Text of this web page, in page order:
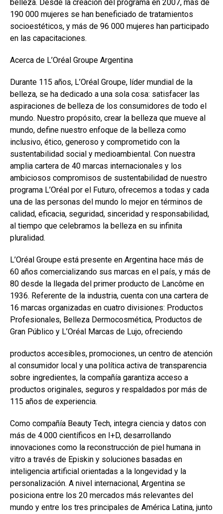
belleza. Desde la creación del programa en 2007, más de
190 000 mujeres se han beneficiado de tratamientos
socioestéticos, y más de 96 000 mujeres han participado
en las capacitaciones.
Acerca de L’Oréal Groupe Argentina
Durante 115 años, L’Oréal Groupe, líder mundial de la
belleza, se ha dedicado a una sola cosa: satisfacer las
aspiraciones de belleza de los consumidores de todo el
mundo. Nuestro propósito, crear la belleza que mueve al
mundo, define nuestro enfoque de la belleza como
inclusivo, ético, generoso y comprometido con la
sustentabilidad social y medioambiental. Con nuestra
amplia cartera de 40 marcas internacionales y los
ambiciosos compromisos de sustentabilidad de nuestro
programa L’Oréal por el Futuro, ofrecemos a todas y cada
una de las personas del mundo lo mejor en términos de
calidad, eficacia, seguridad, sinceridad y responsabilidad,
al tiempo que celebramos la belleza en su infinita
pluralidad.
L’Oréal Groupe está presente en Argentina hace más de
60 años comercializando sus marcas en el país, y más de
80 desde la llegada del primer producto de Lancôme en
1936. Referente de la industria, cuenta con una cartera de
16 marcas organizadas en cuatro divisiones: Productos
Profesionales, Belleza Dermocosmética, Productos de
Gran Público y L’Oréal Marcas de Lujo, ofreciendo
productos accesibles, promociones, un centro de atención
al consumidor local y una política activa de transparencia
sobre ingredientes, la compañía garantiza acceso a
productos originales, seguros y respaldados por más de
115 años de experiencia.
Como compañía Beauty Tech, integra ciencia y datos con
más de 4.000 científicos en I+D, desarrollando
innovaciones como la reconstrucción de piel humana in
vitro a través de Episkin y soluciones basadas en
inteligencia artificial orientadas a la longevidad y la
personalización. A nivel internacional, Argentina se
posiciona entre los 20 mercados más relevantes del
mundo y entre los tres principales de América Latina, junto